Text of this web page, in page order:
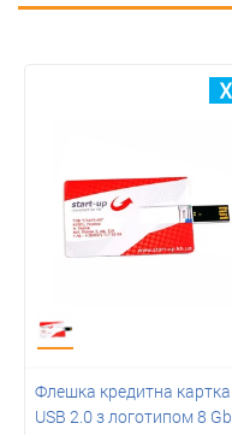
Флешка кредитна картка
USB 2.0 з логотипом 8 Gb